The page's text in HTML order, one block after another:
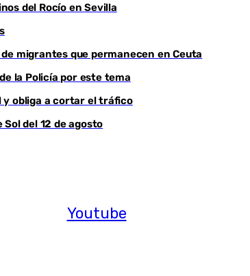
Youtube
del Rocío en Sevilla
migrantes que permanecen en Ceuta
la Policía por este tema
y obliga a cortar el tráfico
del 12 de agosto